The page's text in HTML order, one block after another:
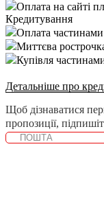
Оплата на сайті
Кредитування
Оплата
Миттєва
Купівля
Детальніше про
Щоб дізнаватися
пропозиції,